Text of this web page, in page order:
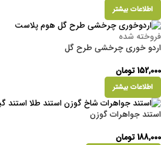
اطلاعات بیشتر
فروخته شده
اردو خوری چرخشی طرح گل
152,000 تومان
اطلاعات بیشتر
استند جواهرات گوزن
188,000 تومان